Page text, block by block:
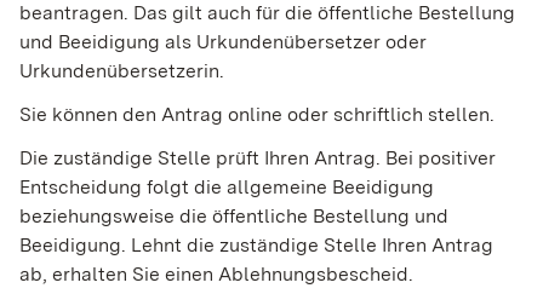
beantragen. Das gilt auch für die öffentliche Bestellung
und Beeidigung als Urkundenübersetzer oder
Urkundenübersetzerin.
Sie können den Antrag online oder schriftlich stellen.
Die zuständige Stelle prüft Ihren Antrag. Bei positiver
Entscheidung folgt die allgemeine Beeidigung
beziehungsweise die öffentliche Bestellung und
Beeidigung. Lehnt die zuständige Stelle Ihren Antrag
ab, erhalten Sie einen Ablehnungsbescheid.